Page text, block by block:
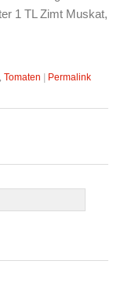
1 TL Zimt Muskat,
Tomaten | Permalink